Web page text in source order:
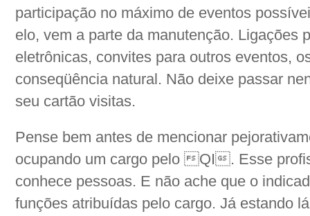
participação no máximo de eventos
elo, vem a parte da manutenção. Ligações
eletrônicas, convites para outros eventos,
conseqüência natural. Não deixe passar
seu cartão visitas.
Pense bem antes de mencionar
ocupando um cargo pelo QI. Esse
conhece pessoas. E não ache que o
funções atribuídas pelo cargo. Já estando